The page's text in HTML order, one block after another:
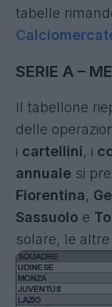
tabelle
SERIE A –
Il tabellone
delle
i cartellini, i
annuale si
Fiorentina,
Sassuolo e
solare, le